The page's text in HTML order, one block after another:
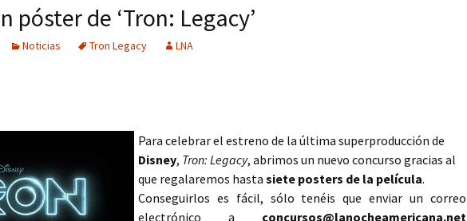
póster de ‘Tron: Legacy’
Noticias Tron Legacy LNA
Para celebrar el estreno de la última superproducción de
Disney, Tron: Legacy, abrimos un nuevo concurso gracias al
que regalaremos hasta siete posters de la película.
Conseguirlos es fácil, sólo tenéis que enviar un correo
electrónico a concursos@lanocheamericana.net